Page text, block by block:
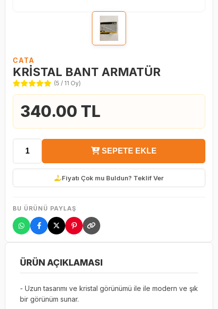
CATA
KRİSTAL BANT ARMATÜR
(5 / 11 Oy)
340.00 TL
SEPETE EKLE
Fiyatı Çok mu Buldun? Teklif Ver
BU ÜRÜNÜ PAYLAŞ
ÜRÜN AÇIKLAMASI
- Uzun tasarımı ve kristal görünümü ile ile modern ve şık
bir görünüm sunar.